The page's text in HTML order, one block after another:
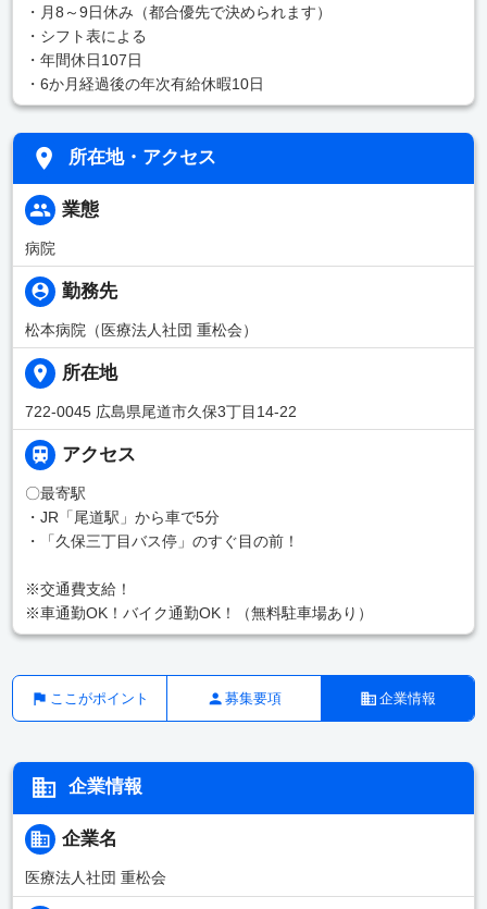
・月8～9日休み（都合優先で決められます）
・シフト表による
・年間休日107日
・6か月経過後の年次有給休暇10日
所在地・アクセス
業態
病院
勤務先
松本病院（医療法人社団 重松会）
所在地
722-0045 広島県尾道市久保3丁目14-22
アクセス
〇最寄駅
・JR「尾道駅」から車で5分
・「久保三丁目バス停」のすぐ目の前！
※交通費支給！
※車通勤OK！バイク通勤OK！（無料駐車場あり）
ここがポイント 募集要項 企業情報
企業情報
企業名
医療法人社団 重松会